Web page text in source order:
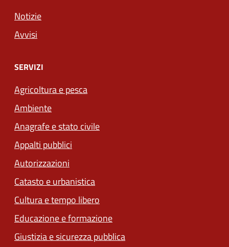
Notizie
Avvisi
SERVIZI
Agricoltura e pesca
Ambiente
Anagrafe e stato civile
Appalti pubblici
Autorizzazioni
Catasto e urbanistica
Cultura e tempo libero
Educazione e formazione
Giustizia e sicurezza pubblica